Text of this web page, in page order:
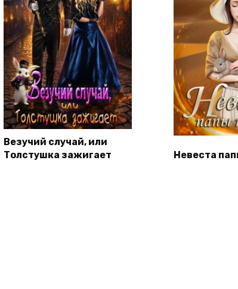
Везучий случай, или
Толстушка зажигает
Невеста